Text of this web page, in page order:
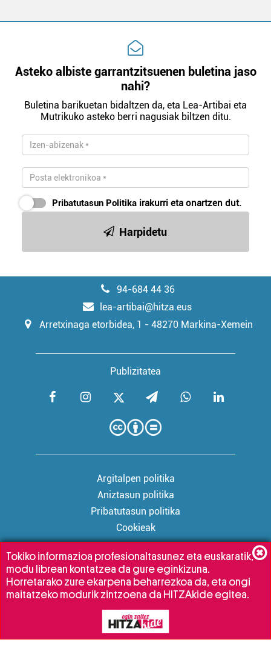
Asteko albiste garrantzitsuenen buletina jaso
nahi?
Buletina barikuetan bidaltzen da, eta Lea-Artibai eta
Mutrikuko asteko berri nagusiak biltzen ditu.
Pribatutasun Politika irakurri eta onartzen dut.
Harpidetu
94-684 44 36
lea-artibai@hitza.eus
Arretxinaga etorbidea, 1 - 48270 Markina-Xemein
Publizitatea
Argitalpen politika
Aniztasun politika
Pribatutasun politika
Cookieak
Babesleak:
Tokiko informazioa profesionaltasunez eta euskaratik,
modu librean kontatzea da gure eginkizuna.
Horretarako zure ekarpena beharrezkoa da, eta ongi
maitatzeko modurik zintzoena da HITZAkide egitea.